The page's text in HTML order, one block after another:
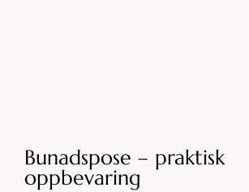
Bunadspose – praktisk
oppbevaring